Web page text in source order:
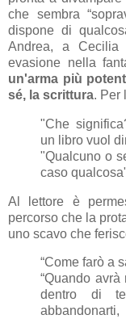
che sembra
dispone di
Andrea, a
evasione nella
un'arma più
sé, la scrittura. Per
"Che
un libro vuol
"Qualcuno o
caso
Al lettore è
percorso che la
uno scavo che
“Come farò a
“Quando
dentro di